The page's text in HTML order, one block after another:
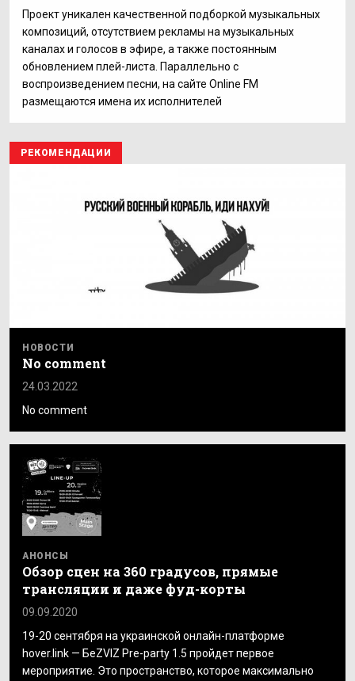
Проект уникален качественной подборкой музыкальных
композиций, отсутствием рекламы на музыкальных
каналах и голосов в эфире, а также постоянным
обновлением плей-листа. Параллельно с
воспроизведением песни, на сайте Online FM
размещаются имена их исполнителей
РЕКОМЕНДАЦИИ
НОВОСТИ
No comment
24.03.2022
No comment
АНОНСЫ
Обзор сцен на 360 градусов, прямые
трансляции и даже фуд-корты
09.09.2020
19-20 сентября на украинской онлайн-платформе
hover.link — БеZVIZ Pre-party 1.5 пройдет первое
мероприятие. Это пространство, которое максимально